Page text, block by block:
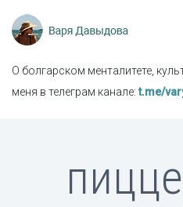
О болгарском менталитете,
меня в телеграм канале:t.me/